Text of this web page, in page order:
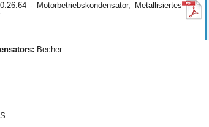
- Motorbetriebskondensator, Metallisiertes
Becher